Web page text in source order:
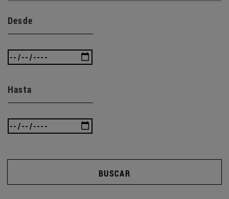
Desde
Hasta
BUSCAR